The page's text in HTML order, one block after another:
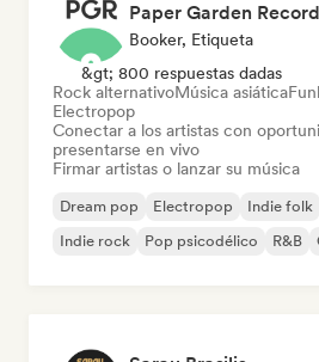
Paper Garden
Booker, Etiqueta
&gt; 800 respuestas dadas
Rock alternativoMúsica asiática
Electropop
Conectar a los artistas con
presentarse en vivo
Firmar artistas o lanzar su música
Dream pop Electropop Indie folk
Indie rock
Pop psicodélico R&B